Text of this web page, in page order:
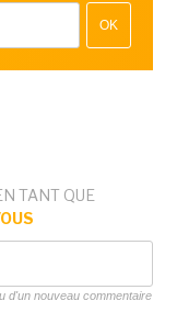
OK
TANT QUE
d'un nouveau commentaire